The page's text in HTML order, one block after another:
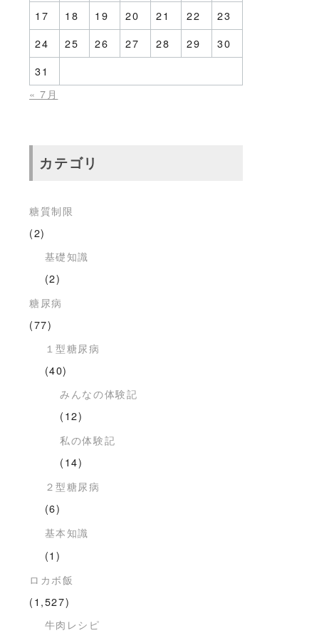
17 18 19 20 21 22
23
24
25 26 27 28 29
30
31
« 7月
カテゴリ
糖質制限
(2)
基礎知識
(2)
糖尿病
(77)
１型糖尿病
(40)
みんなの体験記
(12)
私の体験記
(14)
２型糖尿病
(6)
基本知識
(1)
ロカボ飯
(1,527)
牛肉レシピ